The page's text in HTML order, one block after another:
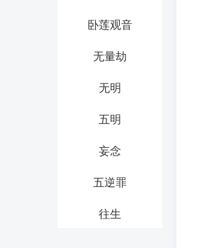
卧莲观音
无量劫
无明
五明
妄念
五逆罪
往生